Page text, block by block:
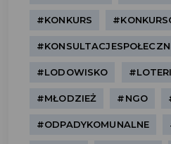
#KONKURS
#LODOWISKO
#MŁODZIEŻ #NGO
#ODPADYKOMUNALNE